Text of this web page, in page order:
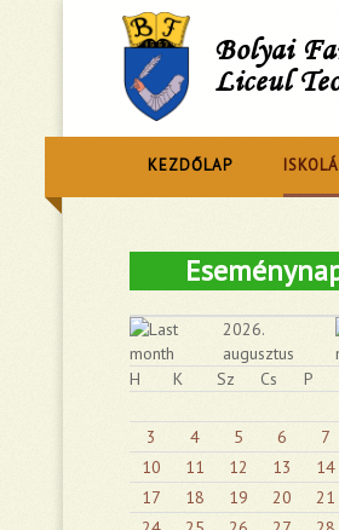
Bolyai
Liceul
KEZDŐLAP
2026.
augusztus
H
K Sz Cs P
3
4 5 6 7
10
11 12 13 14
17
18 19 20 21